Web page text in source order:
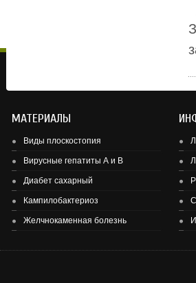
МАТЕРИАЛЫ
Виды плоскостопия
Вирусные гепатиты А и В
Диабет сахарный
Кампилобактериоз
Желчнокаменная болезнь
Здоровье детей и подростков - основа